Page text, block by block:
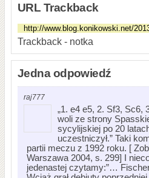
URL Trackback
Trackback - notka
Jedna odpowiedź
raj777
„1. e4 e5, 2. Sf3, Sc6,
woli ze strony
sycylijskiej po 20
uczestniczył.” Taki
partii meczu z 1992 roku. [
Warszawa 2004, s. 299] I
jedenastej czytamy:”…